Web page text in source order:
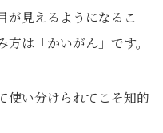
が見えるようになるこ
は「かいがん」です。
使い分けられてこそ知的